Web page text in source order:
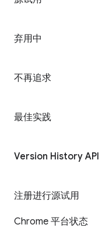
弃用中
不再追求
最佳实践
Version History API
注册进行源试用
Chrome 平台状态